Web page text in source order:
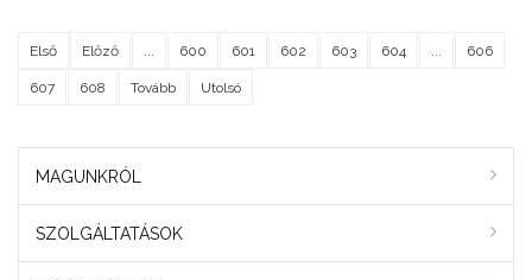
Első Előző 600 601 602 603 604 606
607 608 Tovább Utolsó
MAGUNKRÓL
SZOLGÁLTATÁSOK